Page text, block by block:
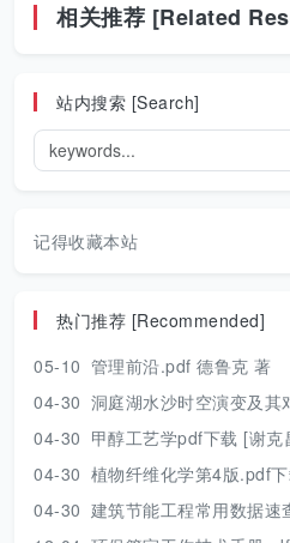
相关推荐 [Related
站内搜索 [Search]
记得收藏本站
热门推荐 [Recommended]
05-10 管理前沿.pdf 德鲁克 著
04-30 洞庭湖水沙时空演变及其对水资源安
04-30 甲醇工艺学pdf下载 [谢
04-30 植物纤维化学第4版.pdf
04-30 建筑节能工程常用数据速查手